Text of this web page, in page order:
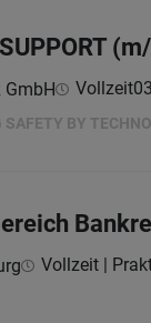
GmbH Vollzeit
BY
Vollzeit |